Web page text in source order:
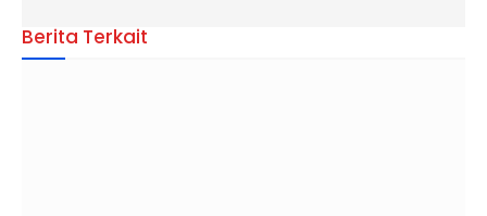
Berita Terkait